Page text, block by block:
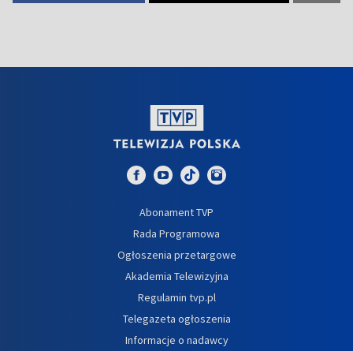
Abonament TVP
Rada Programowa
Ogłoszenia przetargowe
Akademia Telewizyjna
Regulamin tvp.pl
Telegazeta ogłoszenia
Informacje o nadawcy